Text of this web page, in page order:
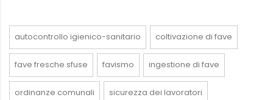
autocontrollo igienico-sanitario coltivazione di fave
fave fresche sfuse favismo ingestione di fave
ordinanze comunali sicurezza dei lavoratori